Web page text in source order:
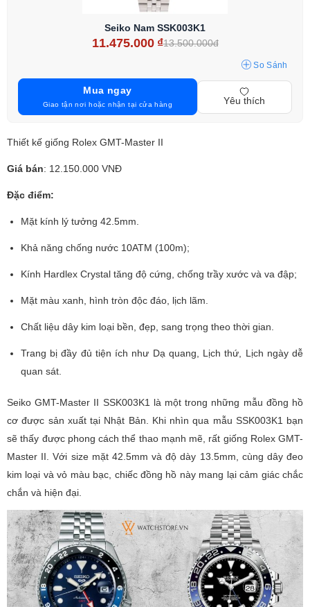
Seiko Nam SSK003K1
11.475.000 ₫13.500.000đ
So Sánh
Mua ngay
Giao tận nơi hoặc nhận tại cửa hàng Yêu thích
Thiết kế giống Rolex GMT-Master II
Giá bán: 12.150.000 VNĐ
Đặc điểm:
Mặt kính lý tưởng 42.5mm.
Khả năng chống nước 10ATM (100m);
Kính Hardlex Crystal tăng độ cứng, chống trầy xước và va đập;
Mặt màu xanh, hình tròn độc đáo, lịch lãm.
Chất liệu dây kim loại bền, đẹp, sang trọng theo thời gian.
Trang bị đầy đủ tiện ích như Dạ quang, Lịch thứ, Lịch ngày dễ
quan sát.
Seiko GMT-Master II SSK003K1 là một trong những mẫu đồng hồ
cơ được sản xuất tại Nhật Bản. Khi nhìn qua mẫu SSK003K1 bạn
sẽ thấy được phong cách thể thao mạnh mẽ, rất giống Rolex GMT-
Master II. Với size mặt 42.5mm và độ dày 13.5mm, cùng dây đeo
kim loại và vỏ màu bạc, chiếc đồng hồ này mang lại cảm giác chắc
chắn và hiện đại.